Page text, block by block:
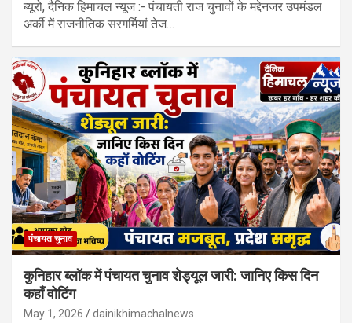
ब्यूरो, दैनिक हिमाचल न्यूज :- पंचायती राज चुनावों के मद्देनजर उपमंडल
अर्की में राजनीतिक सरगर्मियां तेज…
पंचायत चुनाव
कुनिहार ब्लॉक में पंचायत चुनाव शेड्यूल जारी: जानिए किस दिन
कहाँ वोटिंग
May 1, 2026 dainikhimachalnews